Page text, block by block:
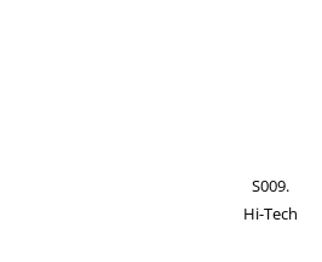
S009.
Hi-Tech